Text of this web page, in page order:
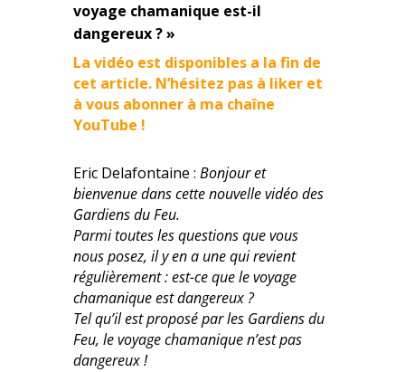
voyage chamanique est-il
dangereux ? »
La vidéo est disponibles a la fin de
cet article. N’hésitez pas à liker et
à vous abonner à ma chaîne
YouTube !
Eric Delafontaine : Bonjour et
bienvenue dans cette nouvelle vidéo des
Gardiens du Feu.
Parmi toutes les questions que vous
nous posez, il y en a une qui revient
régulièrement : est-ce que le voyage
chamanique est dangereux ?
Tel qu’il est proposé par les Gardiens du
Feu, le voyage chamanique n’est pas
dangereux !